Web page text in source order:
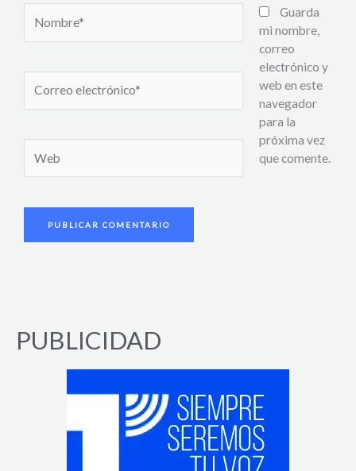
electrónico*
Guarda
mi nombre,
correo
electrónico y
web en este
navegador
para la
próxima vez
que comente.
PUBLICIDAD